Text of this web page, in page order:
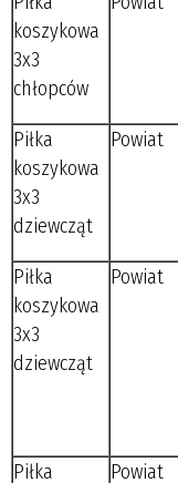
koszykowa
3x3
chłopców
Piłka
koszykowa
3x3
dziewcząt
Powiat
Piłka
koszykowa
3x3
dziewcząt
Powiat
Piłka
Powiat